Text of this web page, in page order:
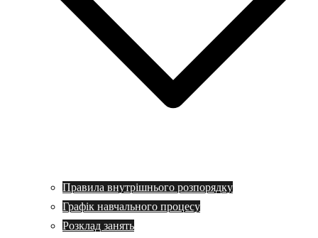
Правила внутрішнього розпорядку
Графік навчального процесу
Розклад занять